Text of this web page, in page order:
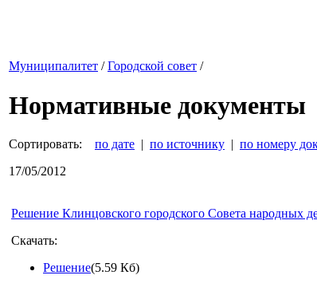
Муниципалитет /Городской совет /
Нормативные документы
Сортировать: по дате | по источнику | по номеру
17/05/2012
Решение Клинцовского городского Совета народных
Скачать:
Решение(5.59 Кб)